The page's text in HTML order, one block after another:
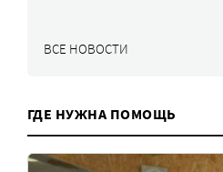
ВСЕ НОВОСТИ
ГДЕ НУЖНА ПОМОЩЬ